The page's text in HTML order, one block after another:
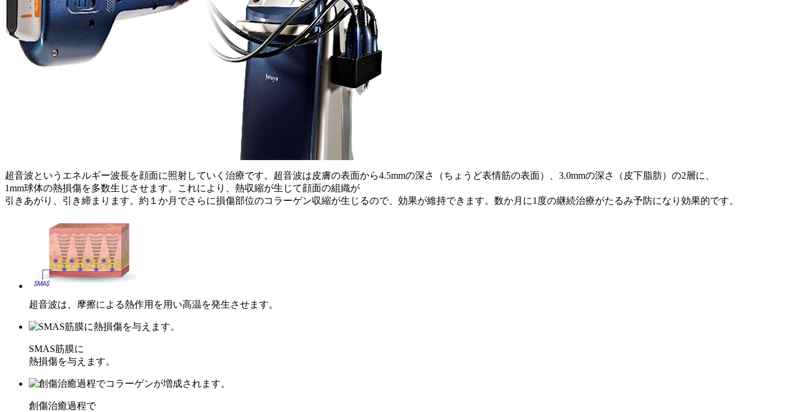
超音波というエネルギー波長を顔面に照射していく治療です。超音波は皮膚の表面から4.5mmの深さ（ちょうど表情筋の表面）、3.0mmの深さ（皮下脂肪）の2層に、
1mm球体の熱損傷を多数生じさせます。これにより、熱収縮が生じて顔面の組織が
引きあがり、引き締まります。約１か月でさらに損傷部位のコラーゲン収縮が生じるので、効果が維持できます。数か月に1度の継続治療がたるみ予防になり効果的です。
超音波は、摩擦による熱作用を用い高温を発生させます。
SMAS筋膜に
熱損傷を与えます。
創傷治癒過程で